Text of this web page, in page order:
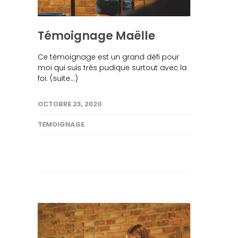
Témoignage Maëlle
Ce témoignage est un grand défi pour
moi qui suis très pudique surtout avec la
foi. (suite…)
OCTOBRE 23, 2020
TEMOIGNAGE